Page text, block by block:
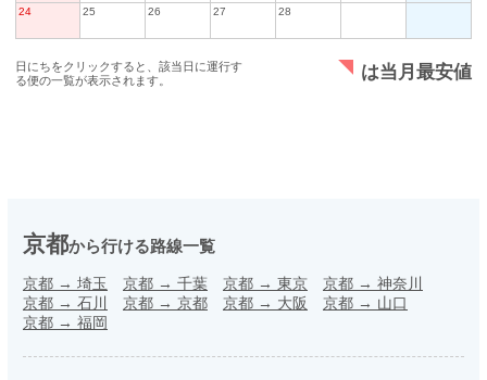
24 25 26 27 28
日にちをクリックすると、該当日に運行す
る便の一覧が表示されます。
は当月最安値
京都から行ける路線一覧
京都 → 埼玉 京都 → 千葉 京都 → 東京 京都 → 神奈川
京都 → 石川 京都 → 京都 京都 → 大阪 京都 → 山口
京都 → 福岡